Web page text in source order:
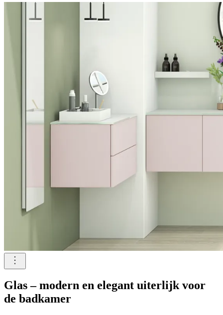
Glas – modern en elegant uiterlijk voor
de badkamer